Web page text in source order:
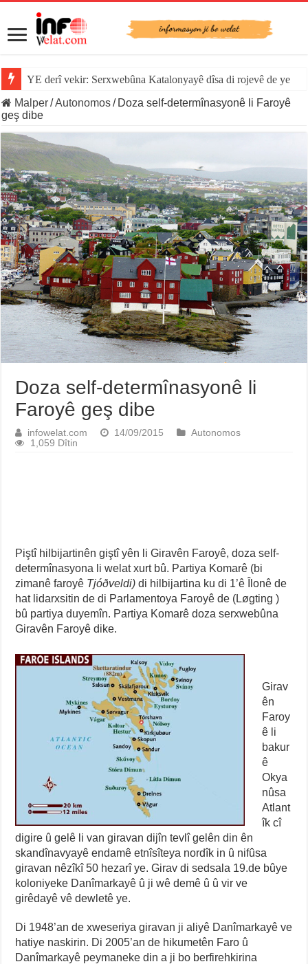
YE derî vekir: Serxwebûna Katalonyayê dîsa di rojevê de ye
Malper/Autonomos/ Doza self-determînasyonê li Faroyê
geş dibe
Doza self-determînasyonê li
Faroyê geş dibe
infowelat.com 14/09/2015
Autonomos
1,059 Dîtin
Piştî hilbijartinên giştî yên li Giravên Faroyê, doza self-
determînasyona li welat xurt bû. Partiya Komarê (bi
zimanê faroyê Tjóðveldi) di hilbijartina ku di 1’ê Îlonê de
hat lidarxsitin de di Parlamentoya Faroyê de (Løgting )
bû partiya duyemîn. Partiya Komarê doza serxwebûna
Giravên Faroyê dike.
Girav
ên
Faroy
ê li
bakur
ê
Okya
nûsa
Atlant
îk cî
digire û gelê li van giravan dijîn tevlî gelên din ên
skandînavyayê endamê etnîsîteya nordîk in û nifûsa
giravan nêzîkî 50 hezarî ye. Girav di sedsala 19.de bûye
koloniyeke Danîmarkayê û ji wê demê û û vir ve
girêdayê vê dewletê ye.
Di 1948’an de xweseriya giravan ji aliyê Danîmarkayê ve
hatiye naskirin. Di 2005’an de hikumetên Faro û
Danîmarkayê peymaneke din a ji bo berfirehkirina